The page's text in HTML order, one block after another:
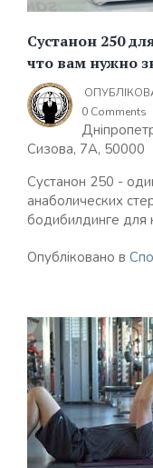
Сустанон 250
что вам нужно
0 Comments
Сизова, 7А, 50000
Сустанон 250 -
анаболических
бодибилдинге для
Опубліковано в